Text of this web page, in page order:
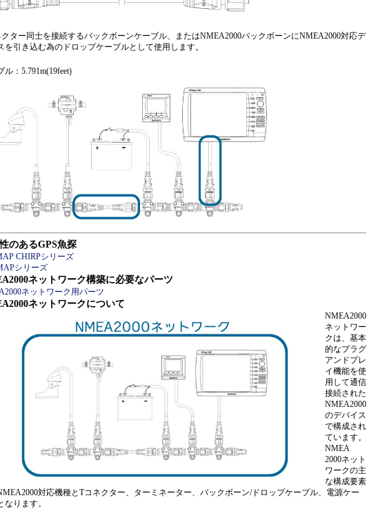
ター同士を接続するバックボーンケーブル、またはNMEA2000バックボーンにNMEA2000対応デ
を引き込む為のドロップケーブルとして使用します。
ル：5.791m(19feet)
のあるGPS魚探
CHIRPシリーズ
シリーズ
ネットワーク構築に必要なパーツ
ネットワーク用パーツ
ネットワークについて
NMEA2000
ネットワー
クは、基本
的なプラグ
アンドプレ
イ機能を使
用して通信
接続された
NMEA2000
のデバイス
で構成され
ています。
NMEA
2000ネット
ワークの主
な構成要素
対応機種とTコネクター、ターミネーター、バックボーン/ドロップケーブル、電源ケー
なります。